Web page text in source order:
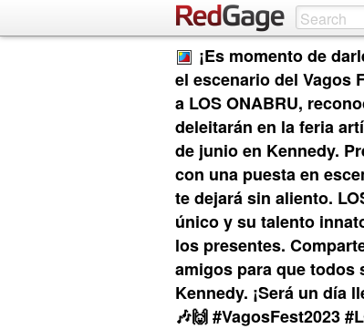
¡Es momento de
el escenario del Vagos
a LOS ONABRU,
deleitarán en la feria
de junio en Kennedy.
con una puesta en
te dejará sin aliento.
único y su talento
los presentes.
amigos para que todos
Kennedy. ¡Será un día
🎶🙌 #VagosFest2023